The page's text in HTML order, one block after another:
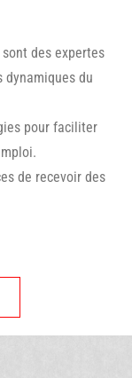
des expertes
dynamiques du
pour faciliter
de recevoir des